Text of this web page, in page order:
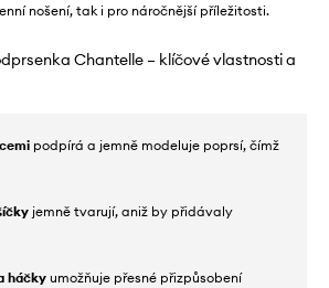
nošení, tak i pro náročnější příležitosti.
Chantelle – klíčové vlastnosti a
podpírá a jemně modeluje poprsí, čímž
jemně tvarují, aniž by přidávaly
háčky umožňuje přesné přizpůsobení